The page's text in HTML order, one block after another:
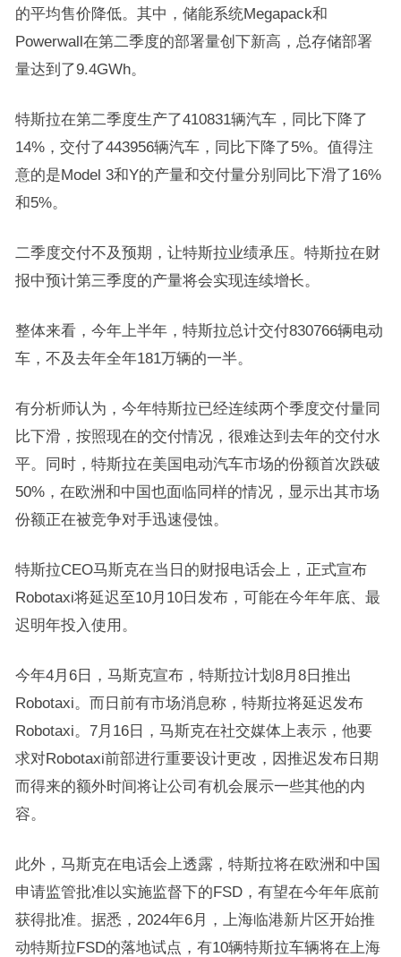
的平均售价降低。其中，储能系统Megapack和
Powerwall在第二季度的部署量创下新高，总存储部署
量达到了9.4GWh。
特斯拉在第二季度生产了410831辆汽车，同比下降了
14%，交付了443956辆汽车，同比下降了5%。值得注
意的是Model 3和Y的产量和交付量分别同比下滑了16%
和5%。
二季度交付不及预期，让特斯拉业绩承压。特斯拉在财
报中预计第三季度的产量将会实现连续增长。
整体来看，今年上半年，特斯拉总计交付830766辆电动
车，不及去年全年181万辆的一半。
有分析师认为，今年特斯拉已经连续两个季度交付量同
比下滑，按照现在的交付情况，很难达到去年的交付水
平。同时，特斯拉在美国电动汽车市场的份额首次跌破
50%，在欧洲和中国也面临同样的情况，显示出其市场
份额正在被竞争对手迅速侵蚀。
特斯拉CEO马斯克在当日的财报电话会上，正式宣布
Robotaxi将延迟至10月10日发布，可能在今年年底、最
迟明年投入使用。
今年4月6日，马斯克宣布，特斯拉计划8月8日推出
Robotaxi。而日前有市场消息称，特斯拉将延迟发布
Robotaxi。7月16日，马斯克在社交媒体上表示，他要
求对Robotaxi前部进行重要设计更改，因推迟发布日期
而得来的额外时间将让公司有机会展示一些其他的内
容。
此外，马斯克在电话会上透露，特斯拉将在欧洲和中国
申请监管批准以实施监督下的FSD，有望在今年年底前
获得批准。据悉，2024年6月，上海临港新片区开始推
动特斯拉FSD的落地试点，有10辆特斯拉车辆将在上海